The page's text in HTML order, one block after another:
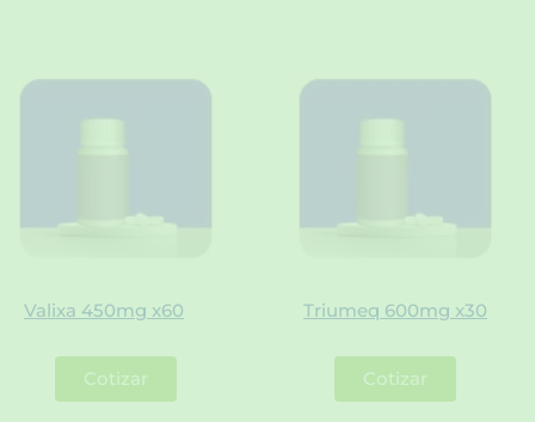
Valixa 450mg x60
Cotizar
Triumeq 600mg x30
Cotizar